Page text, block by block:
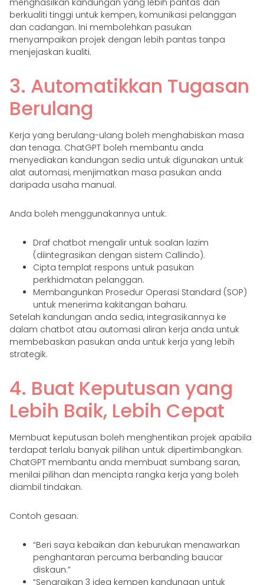
menghasilkan kandungan yang lebih pantas dan
berkualiti tinggi untuk kempen, komunikasi pelanggan
dan cadangan. Ini membolehkan pasukan
menyampaikan projek dengan lebih pantas tanpa
menjejaskan kualiti.
3. Automatikkan Tugasan
Berulang
Kerja yang berulang-ulang boleh menghabiskan masa
dan tenaga. ChatGPT boleh membantu anda
menyediakan kandungan sedia untuk digunakan untuk
alat automasi, menjimatkan masa pasukan anda
daripada usaha manual.
Anda boleh menggunakannya untuk:
Draf chatbot mengalir untuk soalan lazim
(diintegrasikan dengan sistem Callindo).
Cipta templat respons untuk pasukan
perkhidmatan pelanggan.
Membangunkan Prosedur Operasi Standard (SOP)
untuk menerima kakitangan baharu.
Setelah kandungan anda sedia, integrasikannya ke
dalam chatbot atau automasi aliran kerja anda untuk
membebaskan pasukan anda untuk kerja yang lebih
strategik.
4. Buat Keputusan yang
Lebih Baik, Lebih Cepat
Membuat keputusan boleh menghentikan projek apabila
terdapat terlalu banyak pilihan untuk dipertimbangkan.
ChatGPT membantu anda membuat sumbang saran,
menilai pilihan dan mencipta rangka kerja yang boleh
diambil tindakan.
Contoh gesaan:
“Beri saya kebaikan dan keburukan menawarkan
penghantaran percuma berbanding baucar
diskaun.”
“Senaraikan 3 idea kempen kandungan untuk